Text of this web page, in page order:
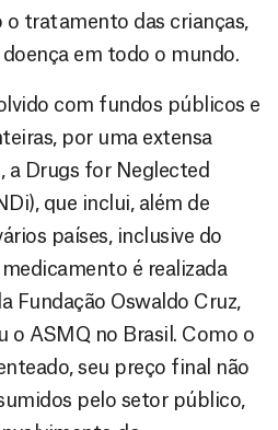
tratamento das crianças,
em todo o mundo.
com fundos públicos e
por uma extensa
a Drugs for Neglected
que inclui, além de
países, inclusive do
é realizada
Fundação Oswaldo Cruz,
o ASMQ no Brasil. Como o
seu preço final não
pelo setor público,